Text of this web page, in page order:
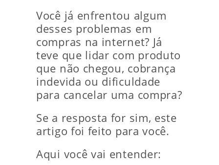
Você já enfrentou algum
desses problemas em
compras na internet? Já
teve que lidar com produto
que não chegou, cobrança
indevida ou dificuldade
para cancelar uma compra?
Se a resposta for sim, este
artigo foi feito para você.
Aqui você vai entender: